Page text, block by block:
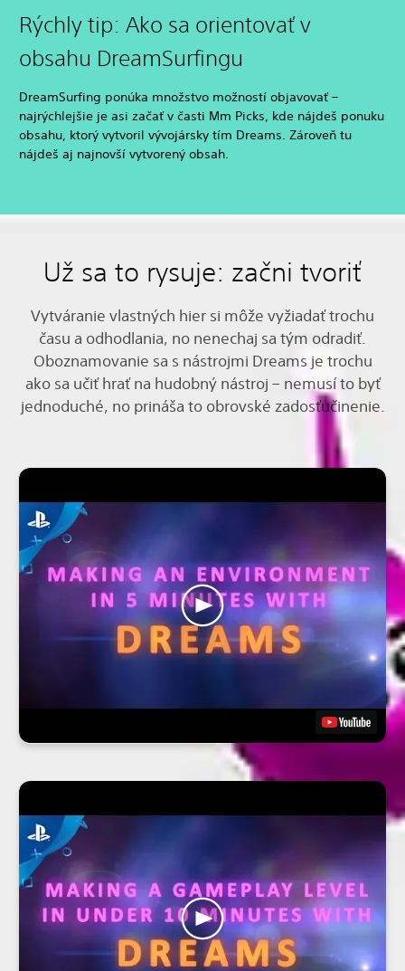
Rýchly tip: Ako sa orientovať v
obsahu DreamSurfingu
DreamSurfing ponúka množstvo možností objavovať –
najrýchlejšie je asi začať v časti Mm Picks, kde nájdeš ponuku
obsahu, ktorý vytvoril vývojársky tím Dreams. Zároveň tu
nájdeš aj najnovší vytvorený obsah.
Už sa to rysuje: začni tvoriť
Vytváranie vlastných hier si môže vyžiadať trochu
času a odhodlania, no nenechaj sa tým odradiť.
Oboznamovanie sa s nástrojmi Dreams je trochu
ako sa učiť hrať na hudobný nástroj – nemusí to byť
jednoduché, no prináša to obrovské zadosťučinenie.